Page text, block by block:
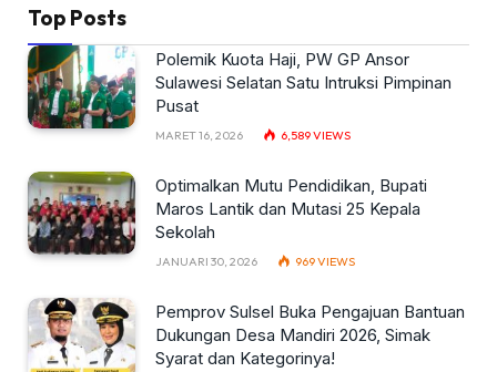
Top Posts
Polemik Kuota Haji, PW GP Ansor
Sulawesi Selatan Satu Intruksi Pimpinan
Pusat
MARET 16, 2026 6,589VIEWS
Optimalkan Mutu Pendidikan, Bupati
Maros Lantik dan Mutasi 25 Kepala
Sekolah
JANUARI 30, 2026 969VIEWS
Pemprov Sulsel Buka Pengajuan Bantuan
Dukungan Desa Mandiri 2026, Simak
Syarat dan Kategorinya!